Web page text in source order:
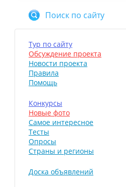
Поиск по сайту
Тур по сайту
Обсуждение проекта
Новости проекта
Правила
Помощь
Конкурсы
Новые фото
Самое интересное
Тесты
Опросы
Страны и регионы
Доска объявлений